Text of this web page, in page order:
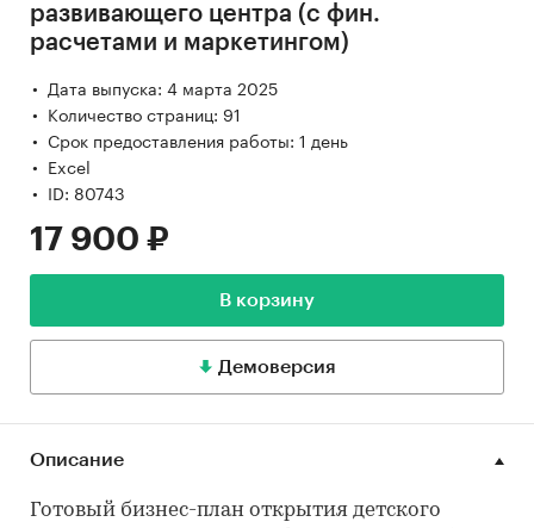
развивающего центра (с фин.
расчетами и маркетингом)
Дата выпуска: 4 марта 2025
Количество страниц: 91
Срок предоставления работы: 1 день
Excel
ID: 80743
17 900 ₽
В корзину
Демоверсия
Описание
Готовый бизнес-план открытия детского